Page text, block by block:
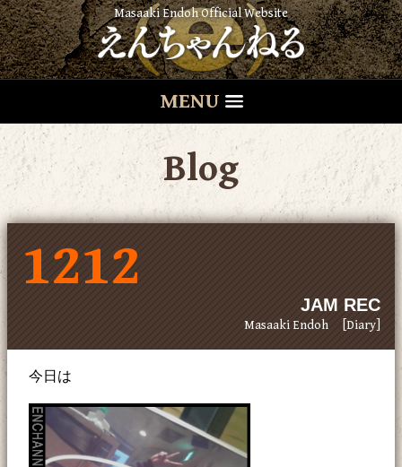
Masaaki Endoh Official Website
MENU
Blog
1212
JAM REC
Masaaki Endoh [Diary]
今日は